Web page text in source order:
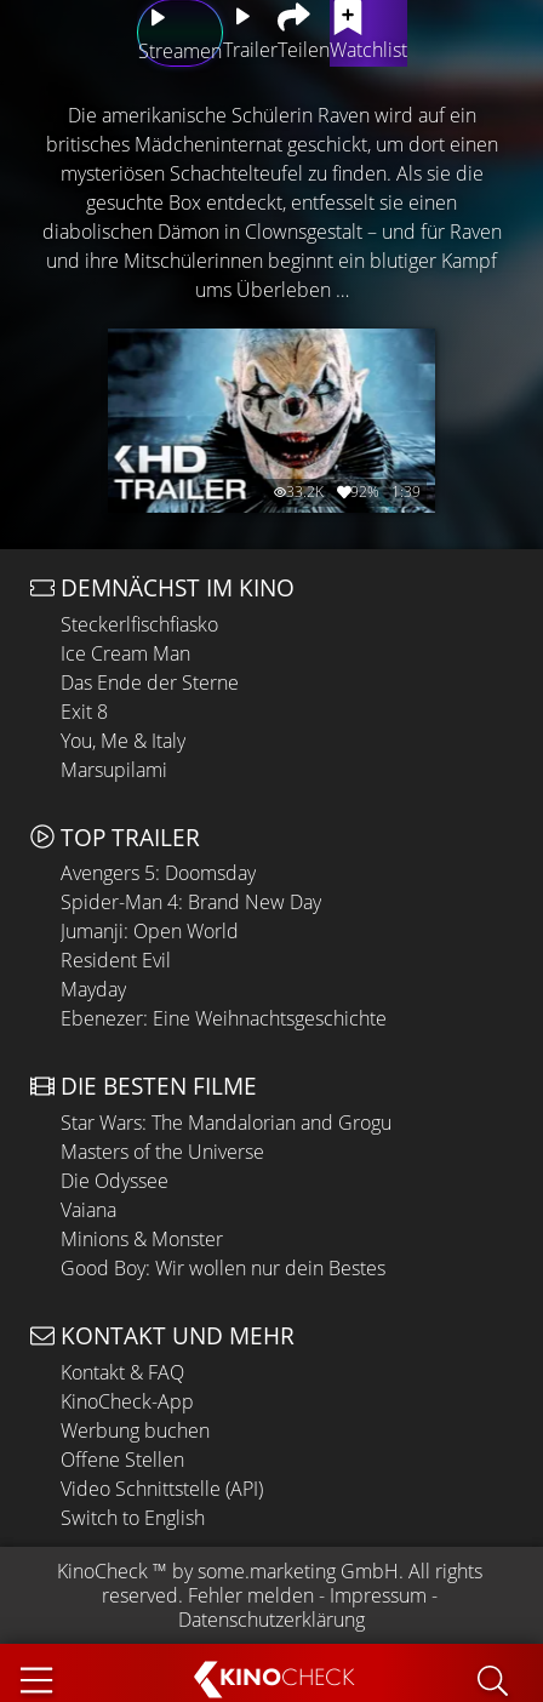
KINOCHECK
StreamenTrailerTeilenWatchlist
Die amerikanische Schülerin Raven wird auf ein
britisches Mädcheninternat geschickt, um dort einen
mysteriösen Schachtelteufel zu finden. Als sie die
gesuchte Box entdeckt, entfesselt sie einen
diabolischen Dämon in Clownsgestalt – und für Raven
und ihre Mitschülerinnen beginnt ein blutiger Kampf
ums Überleben …
33.2K 92% 1:39
DEMNÄCHST IM KINO
Steckerlfischfiasko
Ice Cream Man
Das Ende der Sterne
Exit 8
You, Me & Italy
Marsupilami
TOP TRAILER
Avengers 5: Doomsday
Spider-Man 4: Brand New Day
Jumanji: Open World
Resident Evil
Mayday
Ebenezer: Eine Weihnachtsgeschichte
DIE BESTEN FILME
Star Wars: The Mandalorian and Grogu
Masters of the Universe
Die Odyssee
Vaiana
Minions & Monster
Good Boy: Wir wollen nur dein Bestes
KONTAKT UND MEHR
Kontakt & FAQ
KinoCheck-App
Werbung buchen
Offene Stellen
Video Schnittstelle (API)
Switch to English
KinoCheck ™ by some.marketing GmbH. All rights
reserved. Fehler melden - Impressum -
Datenschutzerklärung